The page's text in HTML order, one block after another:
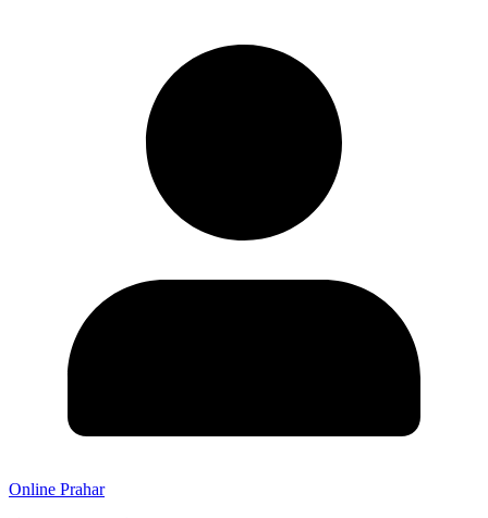
Online Prahar